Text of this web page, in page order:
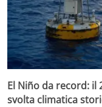
El Niño da record: il
svolta climatica